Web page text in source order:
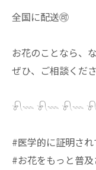
全国に配送🉑
お花のことなら、
ぜひ、ご相談くだ
𓍯𓇠 𓍯𓇠 𓍯𓇠
#医学的に証明さ
#お花をもっと普